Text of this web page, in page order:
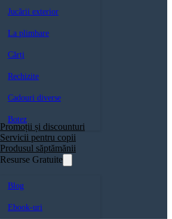
Jucării exterior
La plimbare
Cărți
Rechizite
Cadouri diverse
Botez
Promoții și discounturi
Servicii pentru copii
Produsul săptămănii
Resurse Gratuite
Blog
Ebook-uri